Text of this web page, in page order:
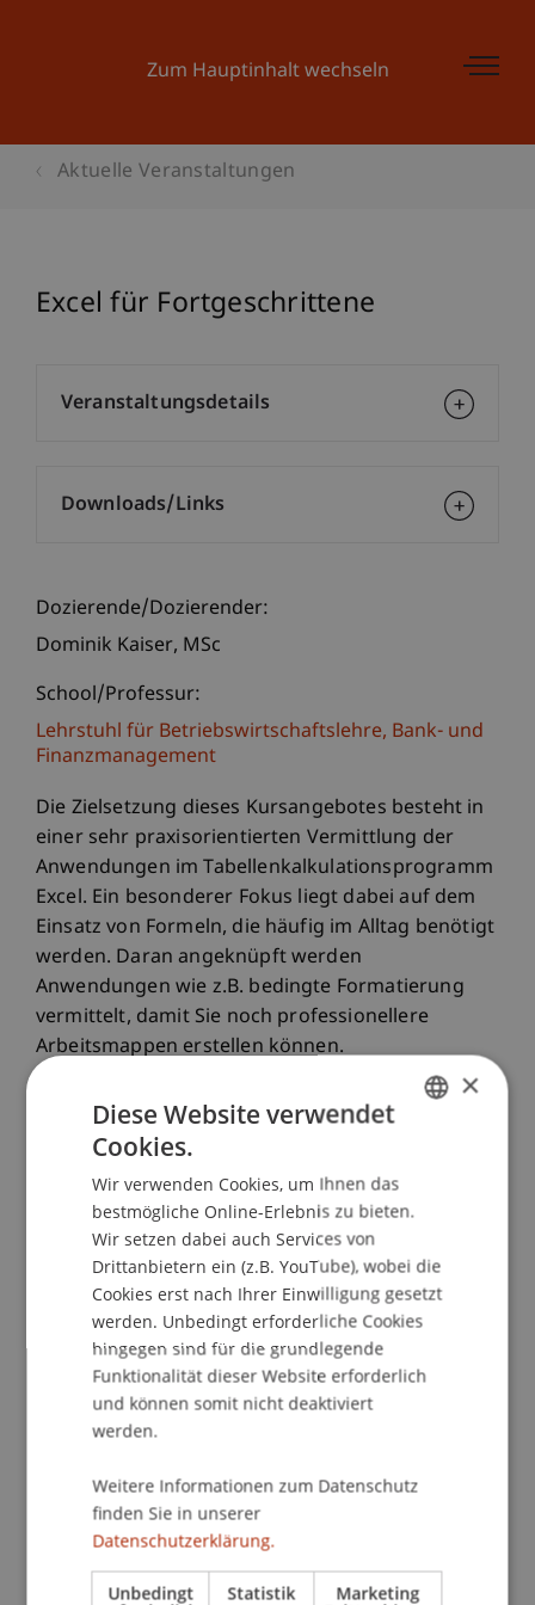
Zum Hauptinhalt wechseln
Aktuelle Veranstaltungen
Excel für Fortgeschrittene
Dozierende/Dozierender:
Dominik Kaiser MSc
School/Professur:
Lehrstuhl für Betriebswirtschaftslehre, Bank- und
Finanzmanagement
Die Zielsetzung dieses Kursangebotes besteht in
einer sehr praxisorientierten Vermittlung der
Anwendungen im Tabellenkalkulationsprogramm
Excel. Ein besonderer Fokus liegt dabei auf dem
Einsatz von Formeln, die häufig im Alltag benötigt
werden. Daran angeknüpft werden
Anwendungen wie z.B. bedingte Formatierung
vermittelt, damit Sie noch professionellere
Arbeitsmappen erstellen können.
Mittwoch, 09. Februar 2022
17.30 - 20.00
Formeln
Einleitung
Finanzmathematik: Als einfacher Einstieg in die
Formeln werden wir einige einfache
Grundlagenformeln anwenden. Dabei
repetieren wir kurz, wie Formeln am
effizientesten erstellt und verwendet werden.
Logikformeln: In diesem Kursteil werden Sie
anderem; Wenn, Sverweis, Wverweis, Index,
Vergleich, Und/Oder, Summewenn etc.
Mittwoch, 16. Februar 2022
Veranstaltungsdetails
Downloads/Links
×
Diese Website verwendet
Cookies.
Wir verwenden Cookies, um Ihnen das
bestmögliche Online-Erlebnis zu bieten.
Wir setzen dabei auch Services von
Drittanbietern ein (z.B. YouTube), wobei die
Cookies erst nach Ihrer Einwilligung gesetzt
werden. Unbedingt erforderliche Cookies
hingegen sind für die grundlegende
Funktionalität dieser Website erforderlich
und können somit nicht deaktiviert
werden.
Weitere Informationen zum Datenschutz
finden Sie in unserer
Datenschutzerklärung.
Unbedingt Statistik Marketing